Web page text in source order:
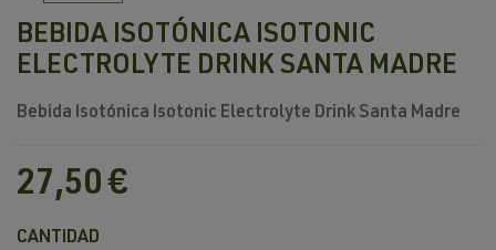
BEBIDA ISOTÓNICA ISOTONIC
ELECTROLYTE DRINK SANTA MADRE
Bebida Isotónica Isotonic Electrolyte Drink Santa Madre
27,50 €
CANTIDAD